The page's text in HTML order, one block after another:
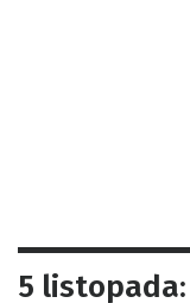
5 listopada: